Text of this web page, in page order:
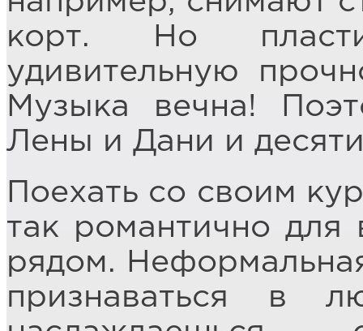
корт. Но
удивительную
Музыка вечна!
Лены и Дани и
Поехать со своим
так романтично
рядом.
признаваться в